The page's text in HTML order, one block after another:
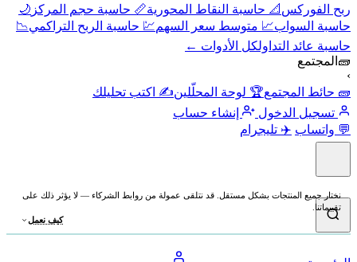
ربح الفوركس 📐 حاسبة النقاط المحورية📏 حاسبة حجم المركز 🌙
حاسبة السواب📈 متوسط سعر السهم💹 حاسبة الربح التراكمي📉
حاسبة عائد التداولكل الأدوات ←
🧱 المجتمع
›
🧱 حائط المجتمع🏆 لوحة المحلّلين✍️ اكتب تحليلك
تسجيل الدخول
إنشاء حساب
💬 واتساب ✈️ تليجرام
نختار جميع المنتجات بشكل مستقل. قد نتلقى عمولة من روابط الشركاء — لا يؤثر ذلك على
تقييماتنا.
كيف نعمل